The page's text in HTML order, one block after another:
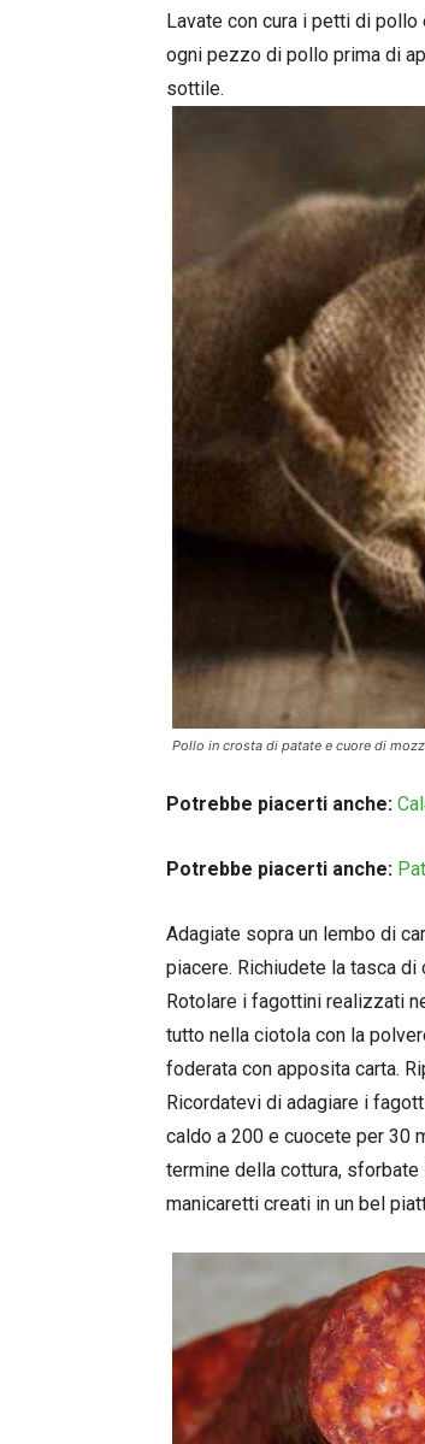
Lavate con cura i petti di
ogni pezzo di pollo prima di
sottile.
Pollo in crosta di patate e cuore di
Potrebbe piacerti anche:
Potrebbe piacerti anche:
Adagiate sopra un lembo di
piacere. Richiudete la tasca
Rotolare i fagottini realizzati
tutto nella ciotola con la
foderata con apposita carta.
Ricordatevi di adagiare i
caldo a 200 e cuocete per 30
termine della cottura,
manicaretti creati in un bel